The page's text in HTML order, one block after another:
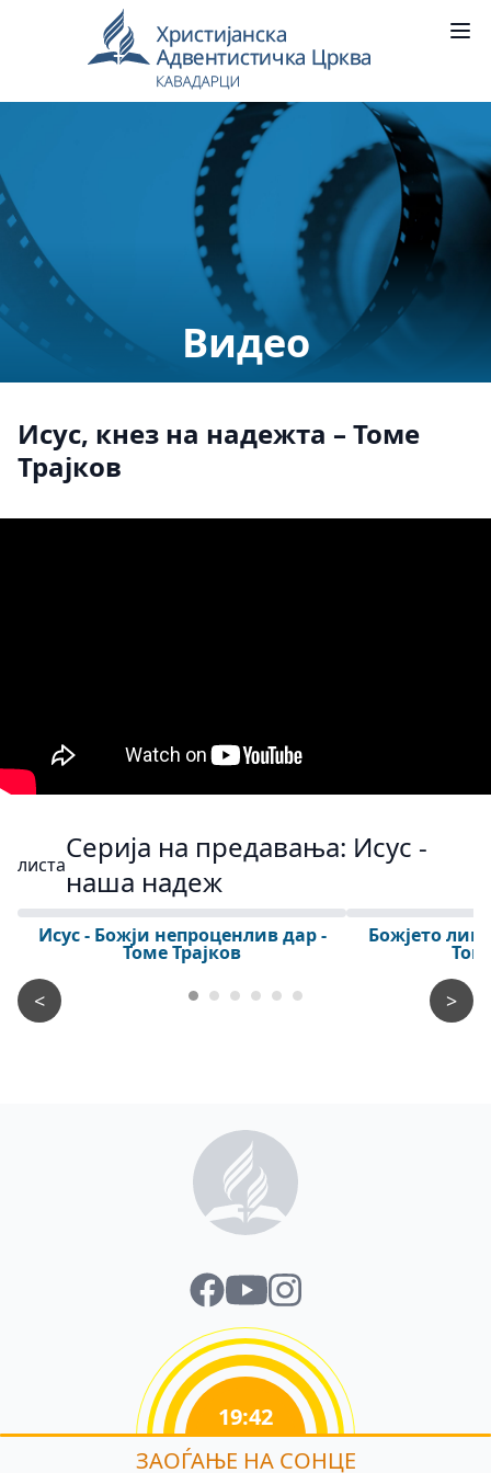
Видео
Исус, кнез на надежта – Томе
Трајков
листаСерија на предавања: Исус -
наша надеж
Исус - Божји непроценлив дар -
Томе Трајков
Божјето
< >
19:42
ЗАОЃАЊЕ НА СОНЦЕ